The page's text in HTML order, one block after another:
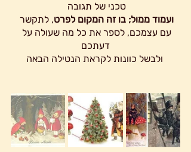
טכני של תגובה
ועמוד ממול; בו זה המקום לפרט, לתקשר
עם עצמכם, לספר את כל מה שעולה על
דעתכם